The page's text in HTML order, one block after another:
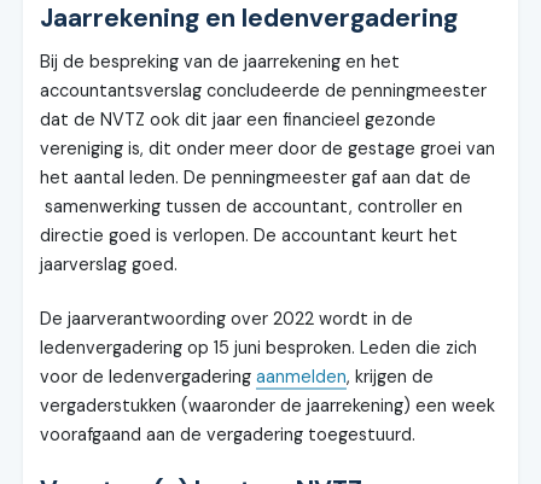
Jaarrekening en ledenvergadering
Bij de bespreking van de jaarrekening en het
accountantsverslag concludeerde de penningmeester
dat de NVTZ ook dit jaar een financieel gezonde
vereniging is, dit onder meer door de gestage groei van
het aantal leden. De penningmeester gaf aan dat de
samenwerking tussen de accountant, controller en
directie goed is verlopen. De accountant keurt het
jaarverslag goed.
De jaarverantwoording over 2022 wordt in de
ledenvergadering op 15 juni besproken. Leden die zich
voor de ledenvergaderingaanmelden, krijgen de
vergaderstukken (waaronder de jaarrekening) een week
voorafgaand aan de vergadering toegestuurd.